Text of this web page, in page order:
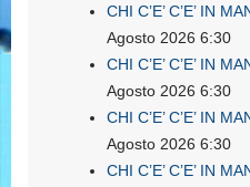
CHI C’E’ C’E’ IN
Agosto 2026 6:30
CHI C’E’ C’E’ IN
Agosto 2026 6:30
CHI C’E’ C’E’ IN
Agosto 2026 6:30
CHI C’E’ C’E’ IN